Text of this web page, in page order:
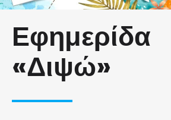
Εφημερίδα
«Διψώ»